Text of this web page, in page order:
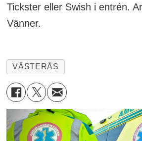
Tickster eller Swish i entrén.
Vänner.
VÄSTERÅS